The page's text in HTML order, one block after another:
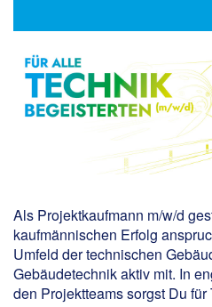
Als Projektkaufmann m/w/d
kaufmännischen Erfolg
Umfeld der technischen
Gebäudetechnik aktiv mit. In
den Projektteams sorgst Du für